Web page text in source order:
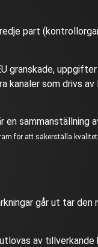
part
granskade, uppgifter
kanaler som drivs
en sammanställning
för att säkerställa
går ut tar den
av tillverkande